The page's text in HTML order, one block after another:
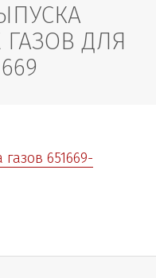
ДЛЯ
651669-